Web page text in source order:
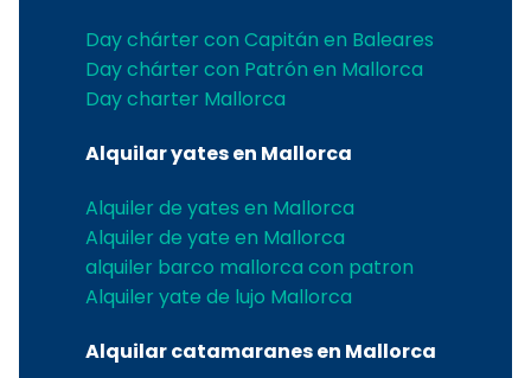
Day chárter con Capitán en Baleares
Day chárter con Patrón en Mallorca
Day charter Mallorca
Alquilar yates en Mallorca
Alquiler de yates en Mallorca
Alquiler de yate en Mallorca
alquiler barco mallorca con patron
Alquiler yate de lujo Mallorca
Alquilar catamaranes en Mallorca